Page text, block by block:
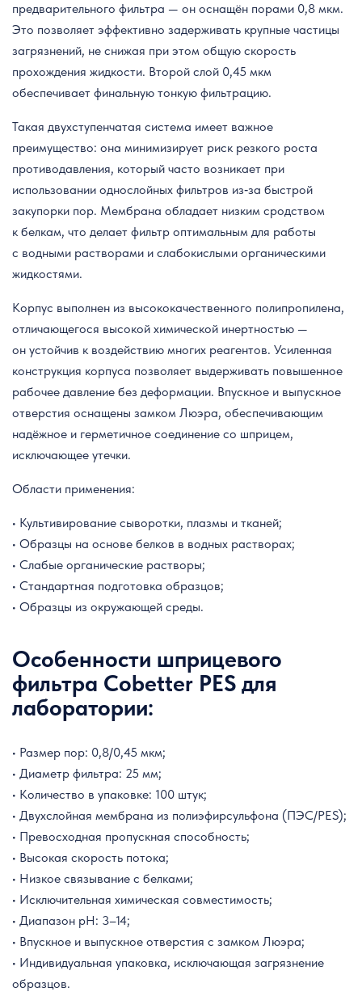
предварительного фильтра — он оснащён порами 0,8 мкм.
Это позволяет эффективно задерживать крупные частицы
загрязнений, не снижая при этом общую скорость
прохождения жидкости. Второй слой 0,45 мкм
обеспечивает финальную тонкую фильтрацию.
Такая двухступенчатая система имеет важное
преимущество: она минимизирует риск резкого роста
противодавления, который часто возникает при
использовании однослойных фильтров из‑за быстрой
закупорки пор. Мембрана обладает низким сродством
к белкам, что делает фильтр оптимальным для работы
с водными растворами и слабокислыми органическими
жидкостями.
Корпус выполнен из высококачественного полипропилена,
отличающегося высокой химической инертностью —
он устойчив к воздействию многих реагентов. Усиленная
конструкция корпуса позволяет выдерживать повышенное
рабочее давление без деформации. Впускное и выпускное
отверстия оснащены замком Люэра, обеспечивающим
надёжное и герметичное соединение со шприцем,
исключающее утечки.
Области применения:
• Культивирование сыворотки, плазмы и тканей;
• Образцы на основе белков в водных растворах;
• Слабые органические растворы;
• Стандартная подготовка образцов;
• Образцы из окружающей среды.
Особенности шприцевого
фильтра Cobetter PES для
лаборатории:
• Размер пор: 0,8/0,45 мкм;
• Диаметр фильтра: 25 мм;
• Количество в упаковке: 100 штук;
• Двухслойная мембрана из полиэфирсульфона (ПЭС/PES);
• Превосходная пропускная способность;
• Высокая скорость потока;
• Низкое связывание с белками;
• Исключительная химическая совместимость;
• Диапазон pH: 3–14;
• Впускное и выпускное отверстия с замком Люэра;
• Индивидуальная упаковка, исключающая загрязнение
образцов.